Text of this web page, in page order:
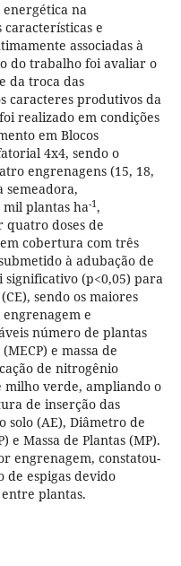
na
e
associadas à
do trabalho foi avaliar o
da troca das
caracteres produtivos da
realizado em condições
em Blocos
4x4, sendo o
engrenagens (15, 18,
semeadora,
mil plantas ha-1,
quatro doses de
cobertura com três
à adubação de
(p<0,05) para
sendo os maiores
e
número de plantas
e massa de
de nitrogênio
verde, ampliando o
de inserção das
solo (AE), Diâmetro de
e Massa de Plantas (MP).
engrenagem, constatou-
espigas devido
plantas.